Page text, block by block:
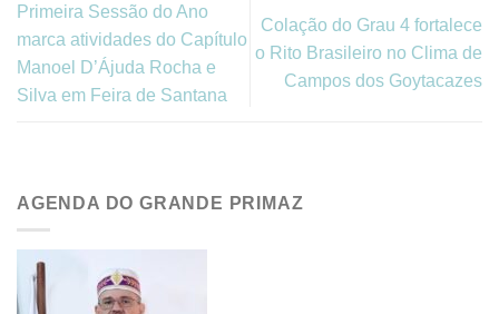
Primeira Sessão do Ano
marca atividades do Capítulo
Manoel D’Ájuda Rocha e
Silva em Feira de Santana
Colação do Grau 4 fortalece
o Rito Brasileiro no Clima de
Campos dos Goytacazes
AGENDA DO GRANDE PRIMAZ